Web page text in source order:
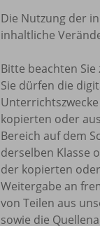
Die Nutzung der
inhaltliche
Bitte beachten
Sie dürfen die
kopierten oder
Bereich auf dem
derselben Klasse
der kopierten
Weitergabe an
von Teilen aus
sowie die